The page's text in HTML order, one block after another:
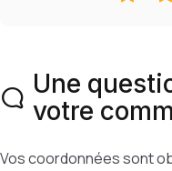
Une
votre
Vos coordonnées sont